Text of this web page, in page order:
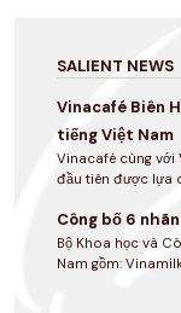
SALIENT NEWS
Vinacafé Biên
tiếng Việt Nam
Vinacafé cùng với
đầu tiên được lựa
Công bố 6
Bộ Khoa học và
Nam gồm: